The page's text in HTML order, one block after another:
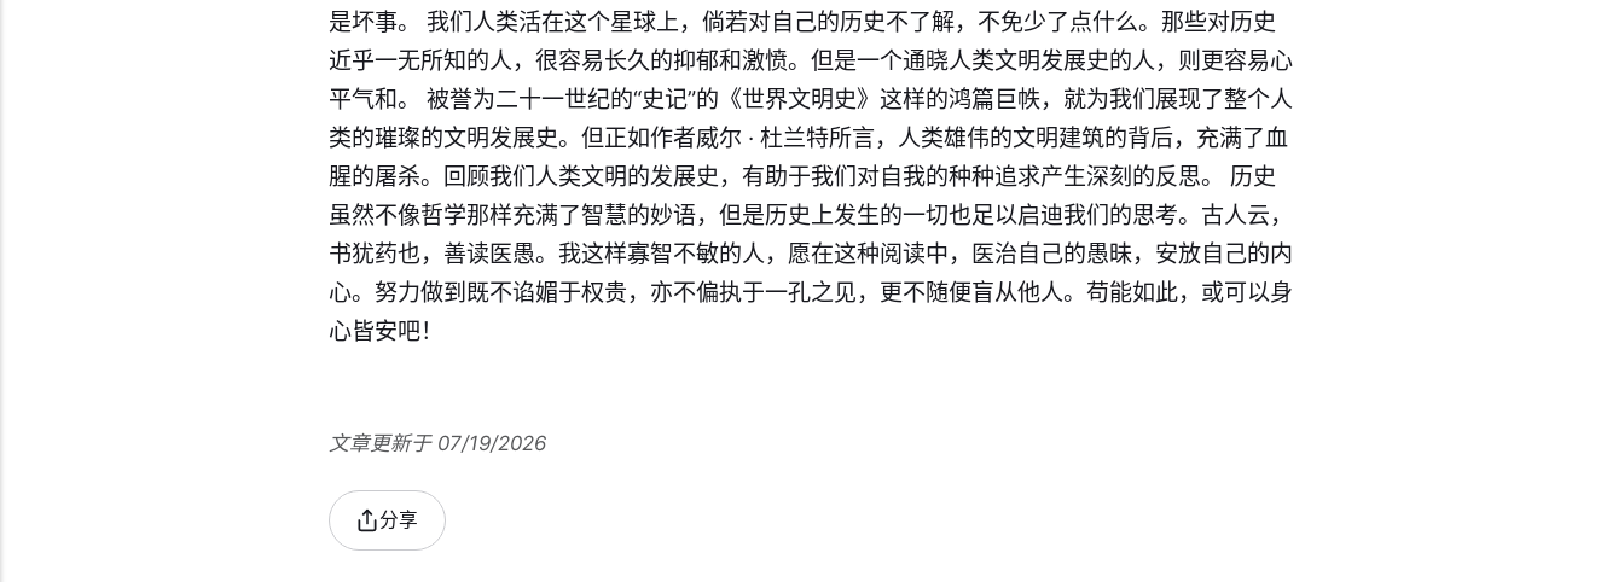
是坏事。 我们人类活在这个星球上，倘若对自己的历史不了解，不免少了点什么。那些对历史
近乎一无所知的人，很容易长久的抑郁和激愤。但是一个通晓人类文明发展史的人，则更容易心
平气和。 被誉为二十一世纪的“史记”的《世界文明史》这样的鸿篇巨帙，就为我们展现了整个人
类的璀璨的文明发展史。但正如作者威尔 · 杜兰特所言，人类雄伟的文明建筑的背后，充满了血
腥的屠杀。回顾我们人类文明的发展史，有助于我们对自我的种种追求产生深刻的反思。 历史
虽然不像哲学那样充满了智慧的妙语，但是历史上发生的一切也足以启迪我们的思考。古人云，
书犹药也，善读医愚。我这样寡智不敏的人，愿在这种阅读中，医治自己的愚昧，安放自己的内
心。努力做到既不谄媚于权贵，亦不偏执于一孔之见，更不随便盲从他人。苟能如此，或可以身
心皆安吧！
文章更新于 07/19/2026
分享